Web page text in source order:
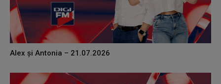
Alex și Antonia – 21.07.2026